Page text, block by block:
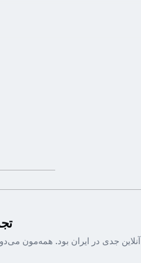
خوبی برای یک رویداد آنلاین جدی در